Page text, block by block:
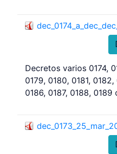
Decretos varios 0174,
0179, 0180, 0181,
0186, 0187, 0188, 0189